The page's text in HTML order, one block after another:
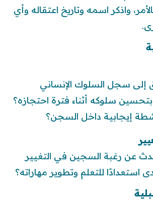
واذكر اسمه وتاريخ اعتقاله وأي
إلى سجل السلوك الإنساني
سلوكه أثناء فترة احتجازه؟
إيجابية داخل السجن؟
عن رغبة السجين في التغيير
استعدادًا للتعلم وتطوير مهاراته؟